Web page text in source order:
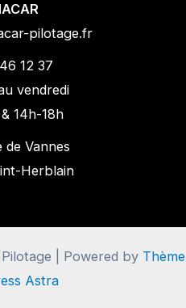
pilotage.fr
12 37
vendredi
14h-18h
Vannes
Herblain
| Powered by Thème
Astra